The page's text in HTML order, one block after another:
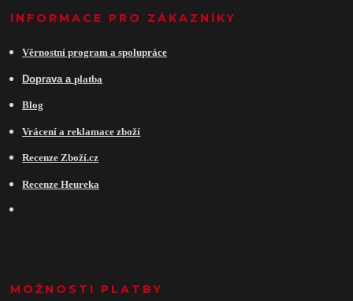
INFORMACE PRO ZÁKAZNÍKY
Věrnostní program a spolupráce
Doprava aplatba
Blog
Vrácení a reklamace zboží
Recenze Zboží.cz
Recenze Heureka
MOŽNOSTI PLATBY